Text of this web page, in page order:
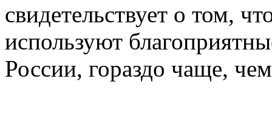
свидетельствует о том,
используют
России, гораздо чаще,